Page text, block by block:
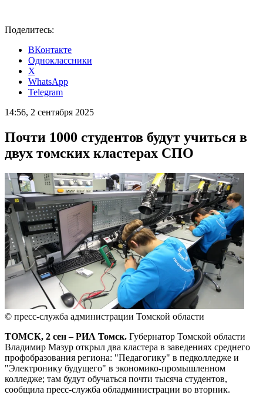
Поделитесь:
ВКонтакте
Одноклассники
X
WhatsApp
Telegram
14:56, 2 сентября 2025
Почти 1000 студентов будут учиться в
двух томских кластерах СПО
© пресс-служба администрации Томской области
ТОМСК, 2 сен – РИА Томск. Губернатор Томской области
Владимир Мазур открыл два кластера в заведениях среднего
профобразования региона: "Педагогику" в педколледже и
"Электронику будущего" в экономико-промышленном
колледже; там будут обучаться почти тысяча студентов,
сообщила пресс-служба обладминистрации во вторник.